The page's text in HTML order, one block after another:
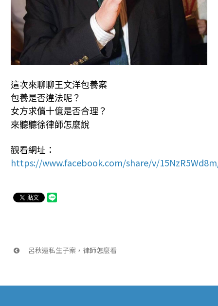
這次來聊聊王文洋包養案
包養是否違法呢？
女方求償十億是否合理？
來聽聽徐律師怎麼說
觀看網址：
https://www.facebook.com/share/v/
呂秋遠私生子案，律師怎麼看